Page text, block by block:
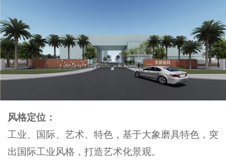
风格定位：
工业、国际、艺术、特色，基于大象磨具特色，突
出国际工业风格，打造艺术化景观。